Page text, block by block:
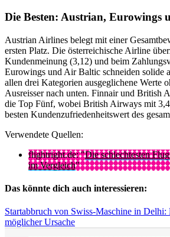
Die Besten: Austrian, Eurowings
Austrian Airlines belegt mit einer
ersten Platz. Die österreichische Airline
Kundenmeinung (3,12) und beim
Eurowings und Air Baltic schneiden solide
allen drei Kategorien ausgeglichene Werte
Ausreisser nach unten. Finnair und British
die Top Fünf, wobei British Airways mit
besten Kundenzufriedenheitswert des
Verwendete Quellen:
flightright.de: "Die schlechtesten
im Vergleich"
Das könnte dich auch interessieren:
Startabbruch von Swiss-Maschine in Delhi:
möglicher Ursache